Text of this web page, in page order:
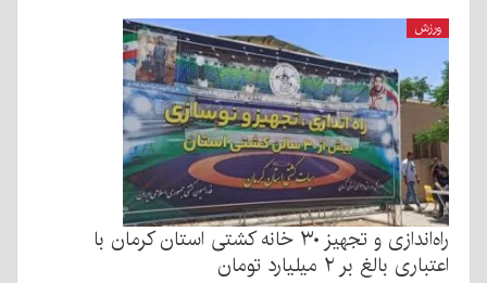
ورزش
راه‌اندازی و تجهیز ۳۰ خانه کشتی استان کرمان با
اعتباری بالغ بر ۲ میلیارد تومان